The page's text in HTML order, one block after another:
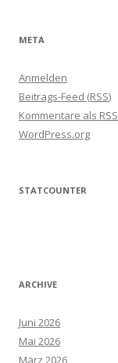
META
Anmelden
Beitrags-Feed (RSS)
Kommentare als RSS
WordPress.org
STATCOUNTER
ARCHIVE
Juni 2026
Mai 2026
März 2026